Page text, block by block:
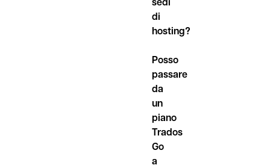
di
hosting?
Posso
passare
da
un
piano
Trados
Go
a